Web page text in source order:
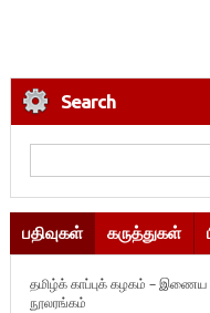
Search
பதிவுகள் கருத்துகள்
தமிழ்க் காப்புக் கழகம் –
நூலரங்கம்